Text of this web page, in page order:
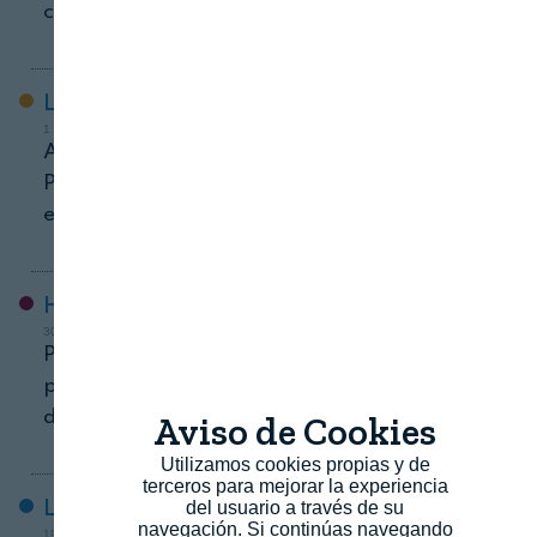
ciento
Logística
Alzamora Group tendenca en
Packaging: el diseño estructural del
envase
Horeca
30 DE JULIO, 2026
Pedido, albarán y factura: dónde
pierden dinero los grupos HORECA sin
darse cuenta
Legislación
Aviso de Cookies
Utilizamos cookies propias y de
terceros para mejorar la experiencia
del usuario a través de su
navegación. Si continúas navegando